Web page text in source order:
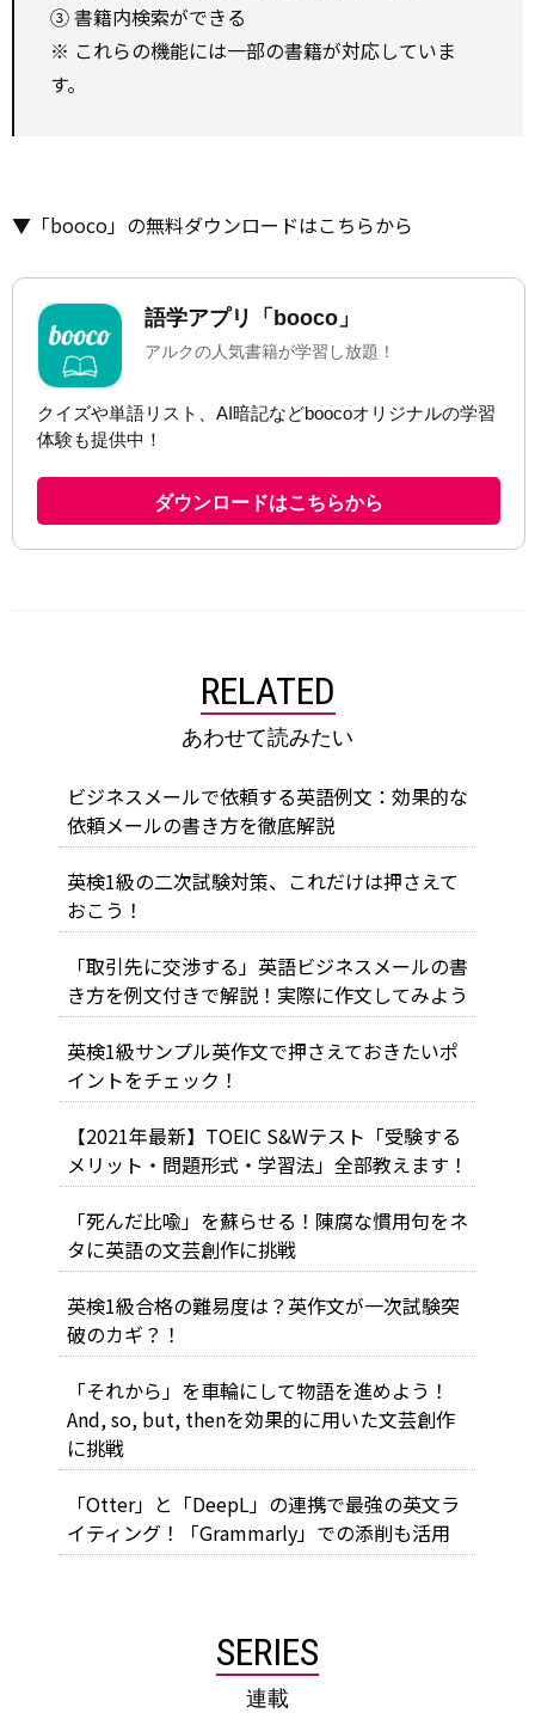
③ 書籍内検索ができる
※ これらの機能には一部の書籍が対応していま
す。
▼「booco」の無料ダウンロードはこちらから
RELATED
あわせて読みたい
ビジネスメールで依頼する英語例文：効果的な
依頼メールの書き方を徹底解説
英検1級の二次試験対策、これだけは押さえて
おこう！
「取引先に交渉する」英語ビジネスメールの書
き方を例文付きで解説！実際に作文してみよう
英検1級サンプル英作文で押さえておきたいポ
イントをチェック！
【2021年最新】TOEIC S&Wテスト「受験する
メリット・問題形式・学習法」全部教えます！
「死んだ比喩」を蘇らせる！陳腐な慣用句をネ
タに英語の文芸創作に挑戦
英検1級合格の難易度は？英作文が一次試験突
破のカギ？！
「それから」を車輪にして物語を進めよう！
And, so, but, thenを効果的に用いた文芸創作
に挑戦
「Otter」と「DeepL」の連携で最強の英文ラ
イティング！「Grammarly」での添削も活用
SERIES
連載